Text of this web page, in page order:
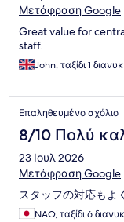
Μετάφραση Google
Great value for
staff.
John, ταξίδι 1
Επαληθευμένο σχόλιο
8/10 Πολύ
23 Ιουλ 2026
Μετάφραση Google
スタッフの対応もよ
NAO, ταξίδι 6